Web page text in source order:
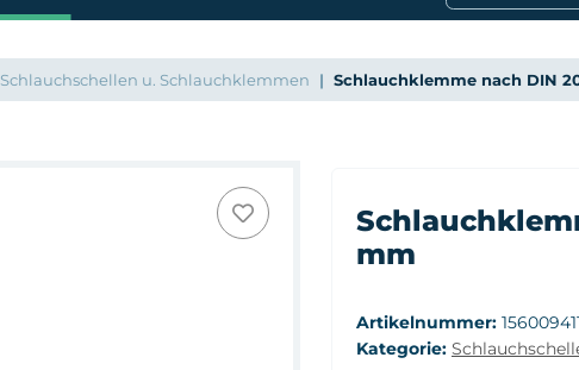
Schlauchschellen u. Schlauchklemmen Schlauchklemme nach DIN
mm
Artikelnummer:
Kategorie: